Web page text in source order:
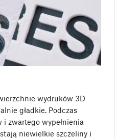
wydruków 3D
gładkie. Podczas
zwartego wypełnienia
niewielkie szczeliny i